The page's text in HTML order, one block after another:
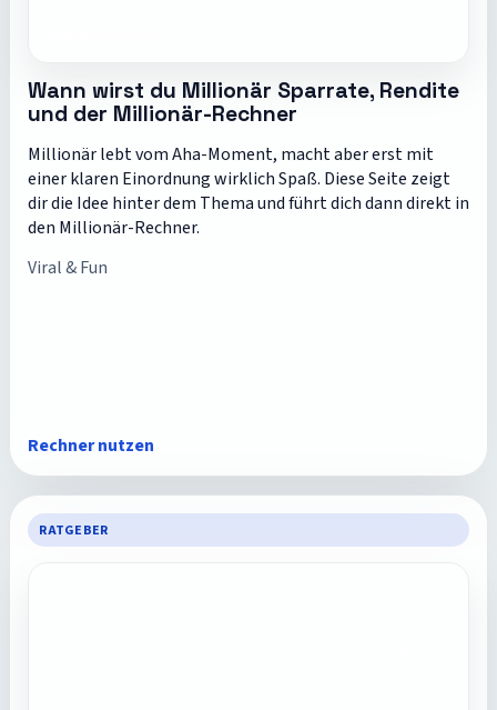
Wann wirst du Millionär Sparrate, Rendite
und der Millionär-Rechner
Millionär lebt vom Aha-Moment, macht aber erst mit
einer klaren Einordnung wirklich Spaß. Diese Seite zeigt
dir die Idee hinter dem Thema und führt dich dann direkt in
den Millionär-Rechner.
Viral & Fun
Rechner nutzen
RATGEBER